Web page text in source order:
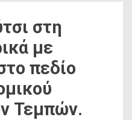
στη
με
πεδίο
Τεμπών.